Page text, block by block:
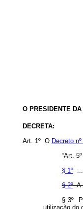
O PRESIDENTE
DECRETA:
Art. 1º O Decreto
“Art.
§ 1º
§ 2ºA
§ 3º
utilização do